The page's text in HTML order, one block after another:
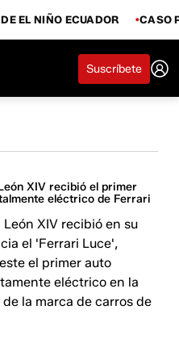
EL NIÑO ECUADOR CASO
Suscríbete
XIV recibió el primer
eléctrico de Ferrari
León XIV recibió en su
el 'Ferrari Luce',
el primer auto
eléctrico en la
la marca de carros de